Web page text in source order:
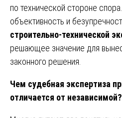
по технической стороне
объективность и
строительно-технической
решающее значение для
законного решения.
Чем судебная экспертиза
отличается от независимой?